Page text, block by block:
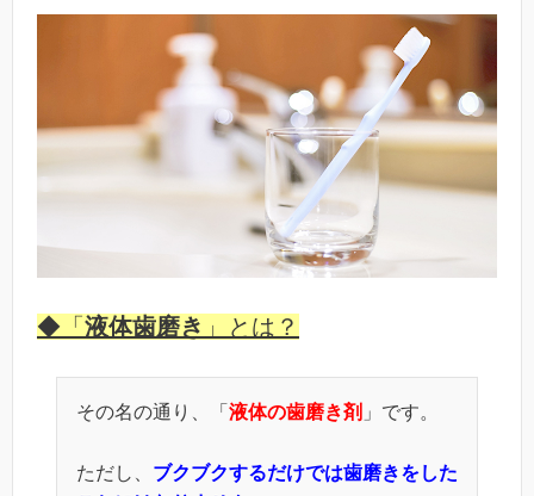
◆ 「 液体歯磨き 」とは？
その名の通り、「 液体の歯磨き剤 」です。
ただし、 ブクブクするだけでは歯磨きをした